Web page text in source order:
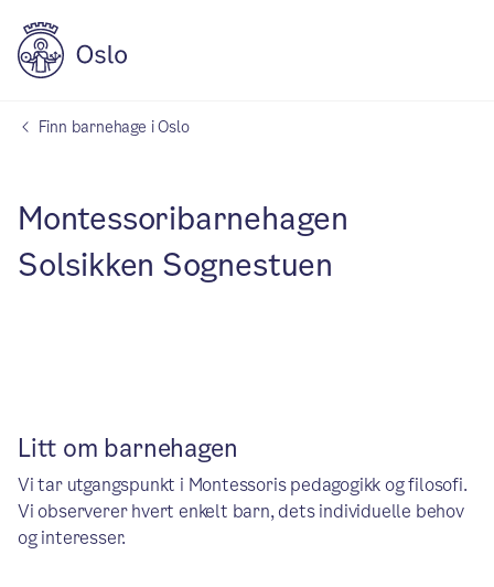
Finn barnehage i Oslo
Montessoribarnehagen
Solsikken Sognestuen
Litt om barnehagen
Vi tar utgangspunkt i Montessoris pedagogikk og filosofi.
Vi observerer hvert enkelt barn, dets individuelle behov
og interesser.